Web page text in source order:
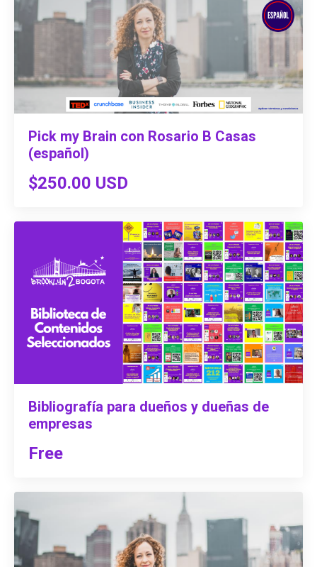
Pick my Brain con Rosario B Casas
(español)
$250.00 USD
Bibliografía para dueños y dueñas de
empresas
Free